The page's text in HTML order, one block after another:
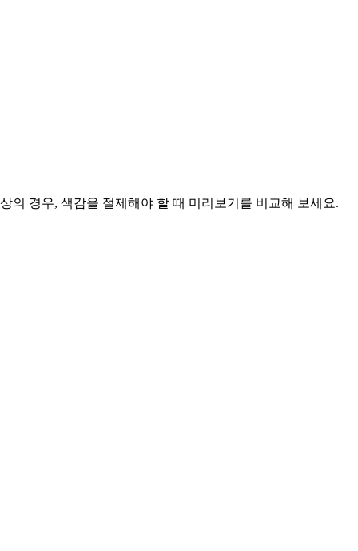
의 경우, 색감을 절제해야 할 때 미리보기를 비교해 보세요.